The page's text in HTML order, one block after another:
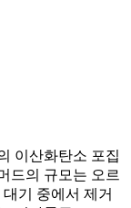
이산화탄소 포집
드의 규모는 오르
기 중에서 제거